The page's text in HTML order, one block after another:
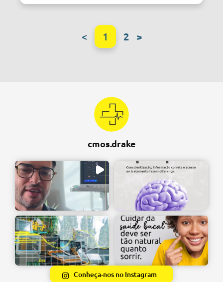
< 1 2 >
cmos.drake
Conheça-nos no Instagram